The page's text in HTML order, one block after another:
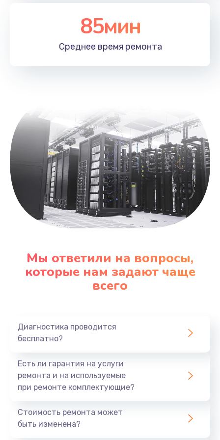
Замена лотка SIM
Заказать
Восстановление данных
990 руб.
Заказать
Замена SSD
895 руб.
Заказать
1290 руб.
Заказать
890 руб.
Замена тачпада
990 руб.
Замена динамика
85мин
Среднее время ремонта
Мы ответили на вопросы,
которые нам задают чаще
всего
Диагностика проводится
бесплатно?
Есть ли гарантия на услуги
ремонта и на используемые
при ремонте комплектующие?
Стоимость ремонта может
быть изменена?